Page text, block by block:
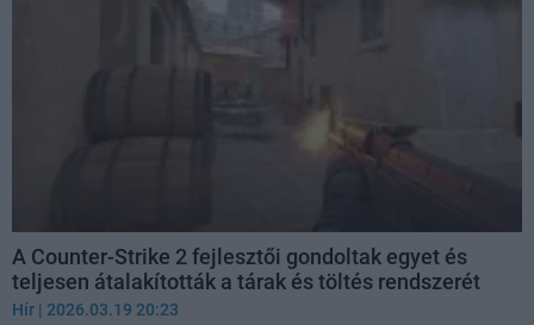
A Counter-Strike 2 fejlesztői gondoltak egyet és
teljesen átalakították a tárak és töltés rendszerét
Hír | 2026.03.19 20:23